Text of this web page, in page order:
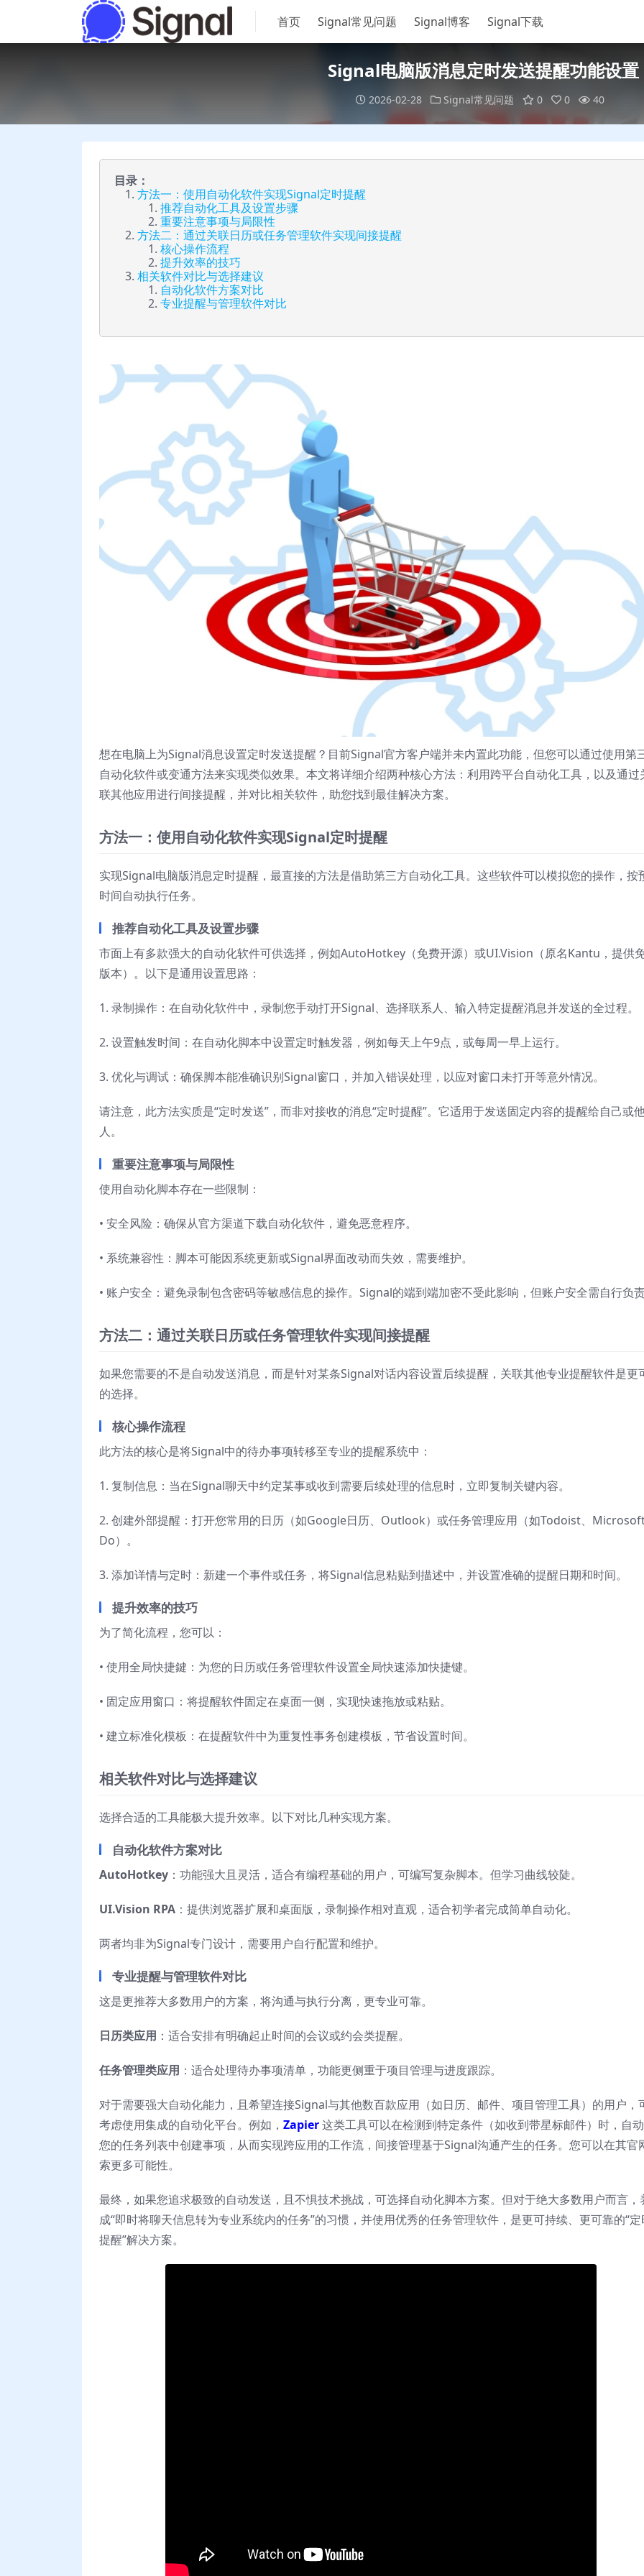
首页 Signal常见问题 Signal博客 Signal下载
Signal电脑版消息定时发送提醒功能设置
2026-02-28 Signal常见问题 0 0 40
目录：
方法一：使用自动化软件实现Signal定时提醒
推荐自动化工具及设置步骤
重要注意事项与局限性
方法二：通过关联日历或任务管理软件实现间接提醒
核心操作流程
提升效率的技巧
相关软件对比与选择建议
自动化软件方案对比
专业提醒与管理软件对比
想在电脑上为Signal消息设置定时发送提醒？目前Signal官方客户端并未内置此功能，但您可以通过使用第
自动化软件或变通方法来实现类似效果。本文将详细介绍两种核心方法：利用跨平台自动化工具，以及通过
联其他应用进行间接提醒，并对比相关软件，助您找到最佳解决方案。
方法一：使用自动化软件实现Signal定时提醒
实现Signal电脑版消息定时提醒，最直接的方法是借助第三方自动化工具。这些软件可以模拟您的操作，按
时间自动执行任务。
推荐自动化工具及设置步骤
市面上有多款强大的自动化软件可供选择，例如AutoHotkey（免费开源）或UI.Vision（原名Kantu，提供
版本）。以下是通用设置思路：
1. 录制操作：在自动化软件中，录制您手动打开Signal、选择联系人、输入特定提醒消息并发送的全过程。
2. 设置触发时间：在自动化脚本中设置定时触发器，例如每天上午9点，或每周一早上运行。
3. 优化与调试：确保脚本能准确识别Signal窗口，并加入错误处理，以应对窗口未打开等意外情况。
请注意，此方法实质是“定时发送”，而非对接收的消息“定时提醒”。它适用于发送固定内容的提醒给自己或
人。
重要注意事项与局限性
使用自动化脚本存在一些限制：
• 安全风险：确保从官方渠道下载自动化软件，避免恶意程序。
• 系统兼容性：脚本可能因系统更新或Signal界面改动而失效，需要维护。
• 账户安全：避免录制包含密码等敏感信息的操作。Signal的端到端加密不受此影响，但账户安全需自行负
方法二：通过关联日历或任务管理软件实现间接提醒
如果您需要的不是自动发送消息，而是针对某条Signal对话内容设置后续提醒，关联其他专业提醒软件是更
的选择。
核心操作流程
此方法的核心是将Signal中的待办事项转移至专业的提醒系统中：
1. 复制信息：当在Signal聊天中约定某事或收到需要后续处理的信息时，立即复制关键内容。
2. 创建外部提醒：打开您常用的日历（如Google日历、Outlook）或任务管理应用（如Todoist、
Do）。
3. 添加详情与定时：新建一个事件或任务，将Signal信息粘贴到描述中，并设置准确的提醒日期和时间。
提升效率的技巧
为了简化流程，您可以：
• 使用全局快捷鍵：为您的日历或任务管理软件设置全局快速添加快捷键。
• 固定应用窗口：将提醒软件固定在桌面一侧，实现快速拖放或粘贴。
• 建立标准化模板：在提醒软件中为重复性事务创建模板，节省设置时间。
相关软件对比与选择建议
选择合适的工具能极大提升效率。以下对比几种实现方案。
自动化软件方案对比
AutoHotkey ：功能强大且灵活，适合有编程基础的用户，可编写复杂脚本。但学习曲线较陡。
UI.Vision RPA ：提供浏览器扩展和桌面版，录制操作相对直观，适合初学者完成简单自动化。
两者均非为Signal专门设计，需要用户自行配置和维护。
专业提醒与管理软件对比
这是更推荐大多数用户的方案，将沟通与执行分离，更专业可靠。
日历类应用 ：适合安排有明确起止时间的会议或约会类提醒。
任务管理类应用 ：适合处理待办事项清单，功能更侧重于项目管理与进度跟踪。
对于需要强大自动化能力，且希望连接Signal与其他数百款应用（如日历、邮件、项目管理工具）的用户，
考虑使用集成的自动化平台。例如， Zapier这类工具可以在检测到特定条件（如收到带星标邮件）时，自
您的任务列表中创建事项，从而实现跨应用的工作流，间接管理基于Signal沟通产生的任务。您可以在其官
索更多可能性。
最终，如果您追求极致的自动发送，且不惧技术挑战，可选择自动化脚本方案。但对于绝大多数用户而言，
成“即时将聊天信息转为专业系统内的任务”的习惯，并使用优秀的任务管理软件，是更可持续、更可靠的“定
提醒”解决方案。